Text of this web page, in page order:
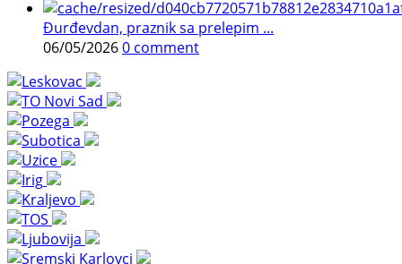
Đurđevdan, praznik sa prelepim ...
06/05/20260 comment